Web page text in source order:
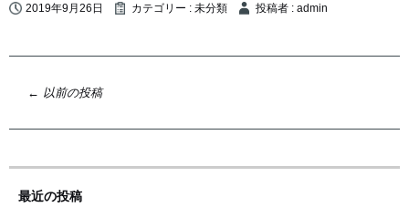
2019年9月26日 カテゴリー : 未分類 投稿者 : admin
ビ
ゲ
← 以前の投稿
最近の投稿